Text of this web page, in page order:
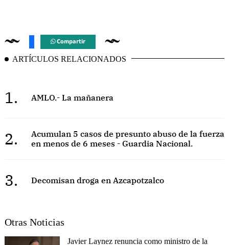
Compartir
ARTÍCULOS RELACIONADOS
1. AMLO.- La mañanera
2.
Acumulan 5 casos de presunto abuso de la fuerza
en menos de 6 meses - Guardia Nacional.
3. Decomisan droga en Azcapotzalco
Otras Noticias
Javier Laynez renuncia como ministro de la